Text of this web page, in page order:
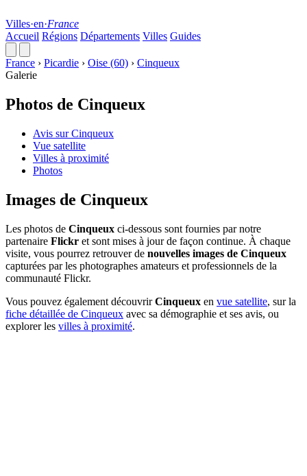
Villes·en·France
Accueil Régions Départements Villes Guides
France › Picardie › Oise (60) › Cinqueux
Galerie
Photos de Cinqueux
Avis sur Cinqueux
Vue satellite
Villes à proximité
Photos
Images de Cinqueux
Les photos de Cinqueux ci-dessous sont fournies par notre
partenaire Flickr et sont mises à jour de façon continue. À chaque
visite, vous pourrez retrouver de nouvelles images de Cinqueux
capturées par les photographes amateurs et professionnels de la
communauté Flickr.
Vous pouvez également découvrirCinqueux en vue satellite, sur la
fiche détaillée de Cinqueux avec sa démographie et ses avis, ou
explorer les villes à proximité.